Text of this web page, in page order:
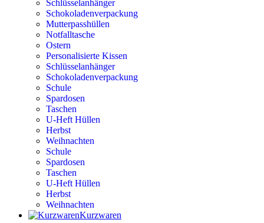
Schlüsselanhänger
Schokoladenverpackung
Mutterpasshüllen
Notfalltasche
Ostern
Personalisierte Kissen
Schlüsselanhänger
Schokoladenverpackung
Schule
Spardosen
Taschen
U-Heft Hüllen
Herbst
Weihnachten
Schule
Spardosen
Taschen
U-Heft Hüllen
Herbst
Weihnachten
Kurzwaren